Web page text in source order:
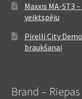
Maxxis MA-ST3
veiktspēju
Pirelli City
braukšanai
Brand – Riepas